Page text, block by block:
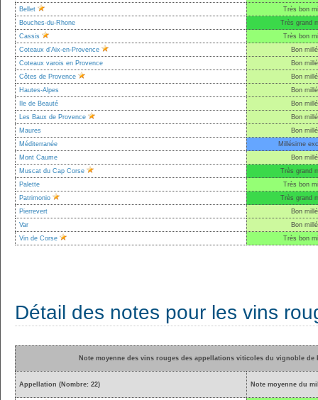
Bellet
Très bon
Bouches-du-Rhone
Très grand
Cassis
Très bon
Coteaux d'Aix-en-Provence
Bon
Coteaux varois en Provence
Bon
Côtes de Provence
Bon
Hautes-Alpes
Bon
Ile de Beauté
Bon
Les Baux de Provence
Bon
Maures
Bon
Méditerranée
Millésime
Mont Caume
Bon
Muscat du Cap Corse
Très grand
Palette
Très bon
Patrimonio
Très grand
Pierrevert
Bon
Var
Bon
Vin de Corse
Très bon
Détail des notes pour les vins
Note moyenne des vins rouges des appellations viticoles du vignoble de
Appellation (Nombre: 22) Note moyenne du